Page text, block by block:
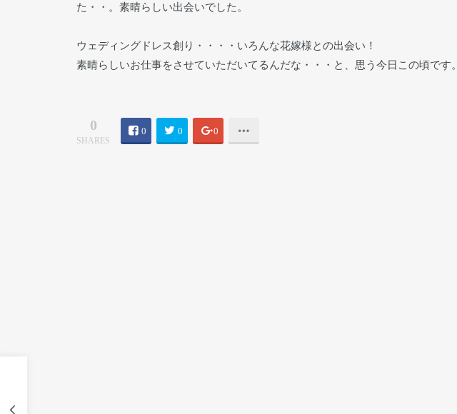
た・・。素晴らしい出会いでした。
ウェディングドレス創り・・・・いろんな花嫁様との出会い！
素晴らしいお仕事をさせていただいてるんだな・・・と、思う今日この頃です。
0
SHARES
0 0 0